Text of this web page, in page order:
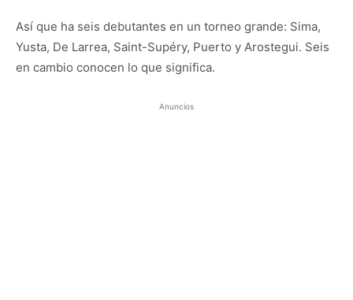
Así que ha seis debutantes en un torneo grande: Sima,
Yusta, De Larrea, Saint-Supéry, Puerto y Arostegui. Seis
en cambio conocen lo que significa.
Anuncios